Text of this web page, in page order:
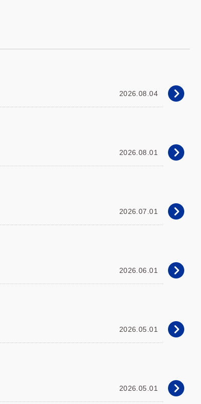
2026.08.04
2026.08.01
2026.07.01
2026.06.01
2026.05.01
2026.05.01